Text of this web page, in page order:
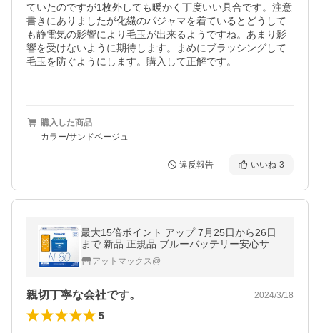
ていたのですが1枚外しても暖かく丁度いい具合です。注意
書きにありましたが化繊のパジャマを着ているとどうして
も静電気の影響により毛玉が出来るようですね。あまり影
響を受けないように期待します。まめにブラッシングして
毛玉を防ぐようにします。購入して正解です。
購入した商品
カラー/サンドベージュ
違反報告 いいね 3
最大15倍ポイント アップ 7月25日から26日
まで 新品 正規品 ブルーバッテリー安心サポ
ート付 パナソニック カーバッテリー N-N80/
A4 (L端子) カオス アイド
アットマックス@
親切丁寧な会社です。 2024/3/18
5